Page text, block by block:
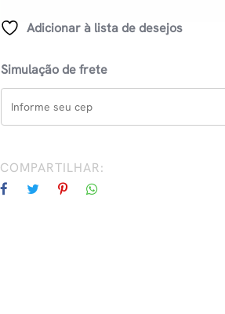
Dual
96
Cores
quantidade
Adicionar à lista de desejos
Simulação de frete
COMPARTILHAR: